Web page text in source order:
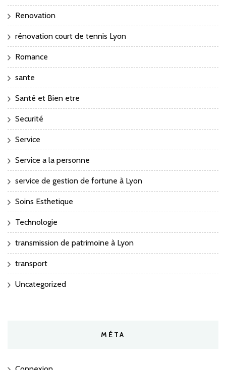
Renovation
rénovation court de tennis Lyon
Romance
sante
Santé et Bien etre
Securité
Service
Service a la personne
service de gestion de fortune à Lyon
Soins Esthetique
Technologie
transmission de patrimoine à Lyon
transport
Uncategorized
MÉTA